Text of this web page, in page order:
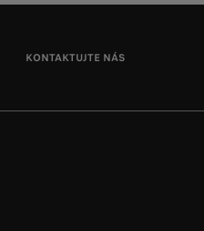
KONTAKTUJTE NÁS